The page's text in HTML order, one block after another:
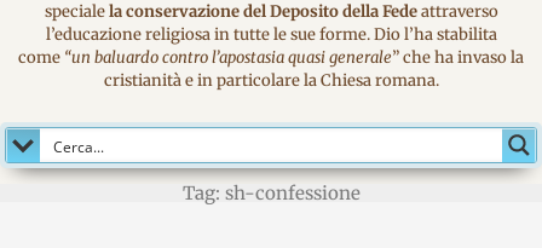
specialela conservazione del Deposito della Fedeattraverso
l’educazione religiosa in tutte le sue forme. Dio l’ha stabilita
come “un baluardo contro l’apostasia quasi generale” che ha invaso la
cristianità e in particolare la Chiesa romana.
Tag: sh-confessione